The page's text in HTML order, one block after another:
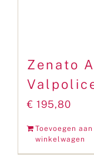
Zenato
€ 195,80
Toevoegen aan
winkelwagen